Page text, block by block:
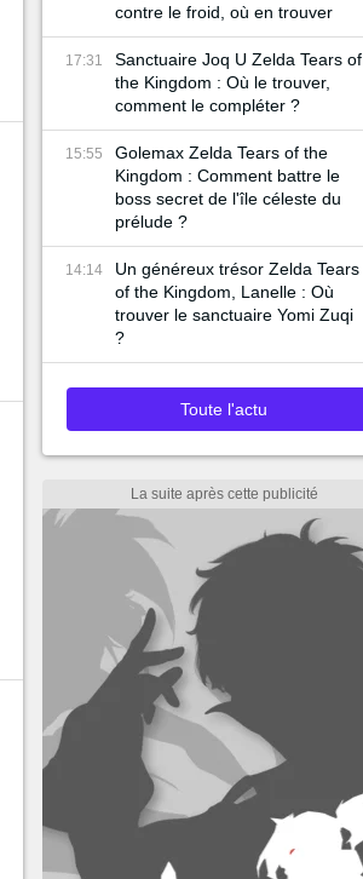
contre le froid, où en trouver
17:31
Sanctuaire Joq U Zelda Tears of
the Kingdom : Où le trouver,
comment le compléter ?
15:55
Golemax Zelda Tears of the
Kingdom : Comment battre le
boss secret de l'île céleste du
prélude ?
14:14
Un généreux trésor Zelda Tears
of the Kingdom, Lanelle : Où
trouver le sanctuaire Yomi Zuqi
?
Toute l'actu